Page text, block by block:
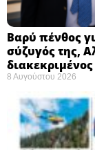
Βαρύ πένθος
σύζυγός της,
8 Αυγούστου 2026